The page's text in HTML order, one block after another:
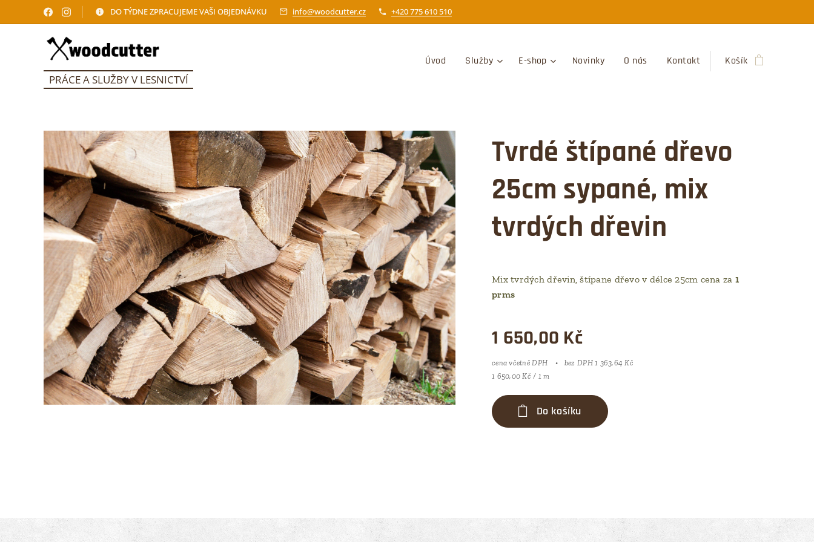
DO TÝDNE ZPRACUJEME VAŠI OBJEDNÁVKU info@woodcutter.cz +420 775 610 510
PRÁCE A SLUŽBY V LESNICTVÍ
Úvod Služby E-shop Novinky O nás Kontakt Košík
Tvrdé štípané dřevo
25cm sypané, mix
tvrdých dřevin
Mix tvrdých dřevin, štípane dřevo v délce 25cm cena za 1
prms
1 650,00 Kč
cena včetně DPH
bez DPH 1 363,64 Kč
1 650,00 Kč / 1 m
Do košíku